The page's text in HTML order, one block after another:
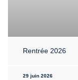
Rentrée 2026
29 juin 2026